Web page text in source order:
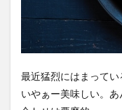
最近猛烈にはまってい
いやぁー美味しい。